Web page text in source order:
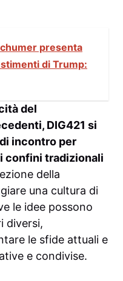
presenta
di Trump:
del
DIG421 si
incontro per
confini tradizionali
della
una cultura di
le idee possono
diversi,
le sfide attuali e
e condivise.